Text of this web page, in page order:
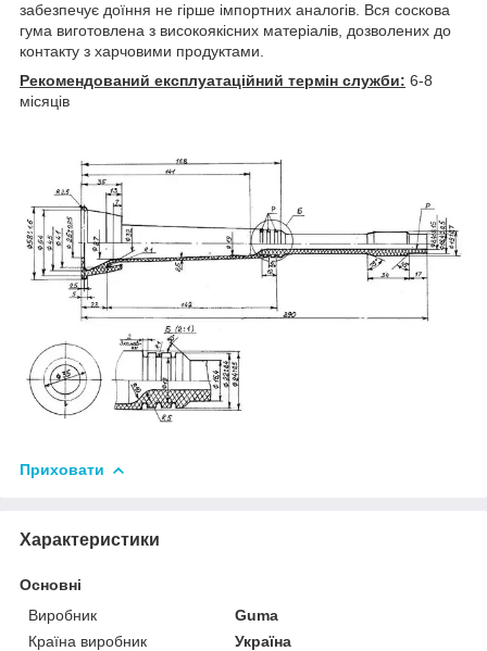
забезпечує доїння не гірше імпортних аналогів. Вся соскова
гума виготовлена з високоякісних матеріалів, дозволених до
контакту з харчовими продуктами.
Рекомендований експлуатаційний термін служби: 6-8
місяців
Приховати
Характеристики
Основні
Виробник
Guma
Країна виробник
Україна